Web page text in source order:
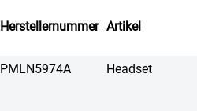
Herstellernummer Artikel
PMLN5974A Headset